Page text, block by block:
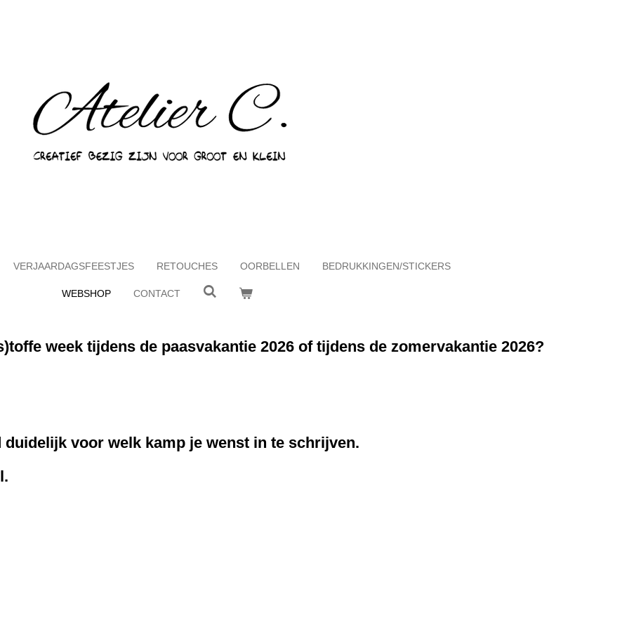
VERJAARDAGSFEESTJES RETOUCHES OORBELLEN BEDRUKKINGEN/STICKERS
WEBSHOP CONTACT
week tijdens de paasvakantie 2026 of tijdens de zomervakantie 2026?
voor welk kamp je wenst in te schrijven.